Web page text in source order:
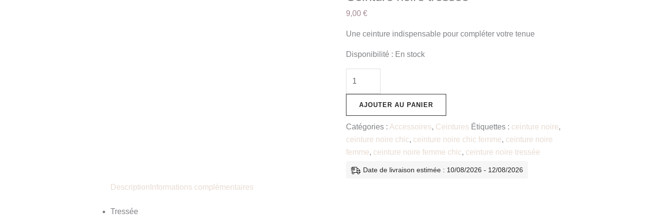
9,00€
Une ceinture indispensable pour compléter votre tenue
Disponibilité : En stock
AJOUTER AU PANIER
Catégories : Accessoires, Ceintures Étiquettes : ceinture noire,
ceinture noire chic, ceinture noire chic femme, ceinture noire
femme, ceinture noire femme chic, ceinture noire tressée
Date de livraison estimée : 10/08/2026 - 12/08/2026
Description Informations complémentaires
Tressée